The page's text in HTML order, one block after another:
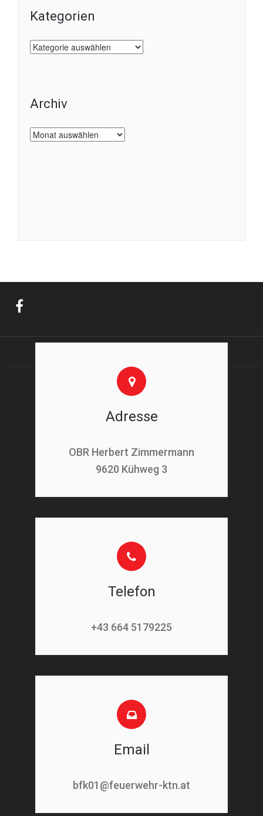
Kategorien
Kategorien
Archiv
Archiv
Adresse
OBR Herbert Zimmermann
9620 Kühweg 3
Telefon
+43 664 5179225
Email
bfk01@feuerwehr-ktn.at